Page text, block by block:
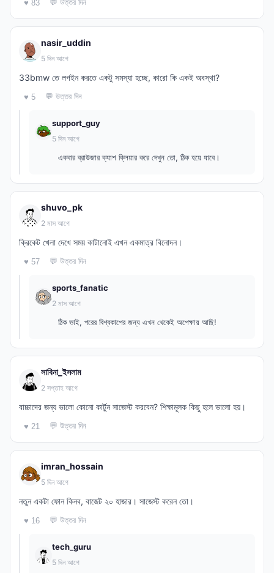
♥ 83 💬 উত্তর দিন
nasir_uddin
5 দিন আগে
33bmw তে লগইন করতে একটু সমস্যা হচ্ছে, কারো কি একই অবস্থা?
♥ 5 💬 উত্তর দিন
support_guy
5 দিন আগে
একবার ব্রাউজার ক্যাশ ক্লিয়ার করে দেখুন তো, ঠিক হয়ে যাবে।
shuvo_pk
2 মাস আগে
ক্রিকেট খেলা দেখে সময় কাটানোই এখন একমাত্র বিনোদন।
♥ 57 💬 উত্তর দিন
sports_fanatic
2 মাস আগে
ঠিক ভাই, পরের বিশ্বকাপের জন্য এখন থেকেই অপেক্ষায় আছি!
সাবিনা_ইসলাম
2 সপ্তাহ আগে
বাচ্চাদের জন্য ভালো কোনো কার্টুন সাজেস্ট করবেন? শিক্ষামূলক কিছু হলে ভালো হয়।
♥ 21 💬 উত্তর দিন
imran_hossain
5 দিন আগে
নতুন একটা ফোন কিনব, বাজেট ২০ হাজার। সাজেস্ট করেন তো।
♥ 16 💬 উত্তর দিন
tech_guru
5 দিন আগে